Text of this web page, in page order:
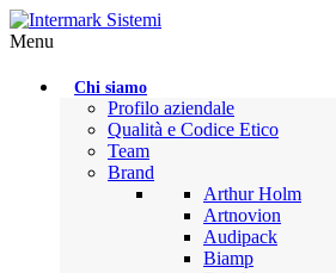
Menu
Chi siamo
Profilo aziendale
Qualità e Codice Etico
Team
Brand
Arthur Holm
Artnovion
Audipack
Biamp